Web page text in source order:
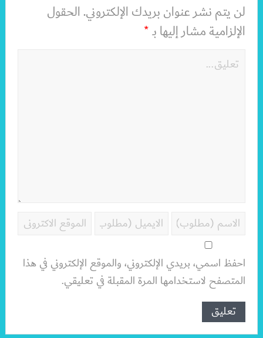
لن يتم نشر عنوان بريدك الإلكتروني.الحقول
الإلزامية مشار إليها بـ*
احفظ اسمي، بريدي الإلكتروني، والموقع الإلكتروني في هذا
المتصفح لاستخدامها المرة المقبلة في تعليقي.